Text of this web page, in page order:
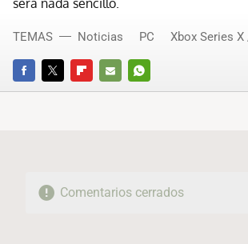
será nada sencillo.
FACEBOOKTWITTERFLIPBOARD
E-
WHATSAPP
TEMAS Noticias PC Xbox Series X
Comentarios cerrados